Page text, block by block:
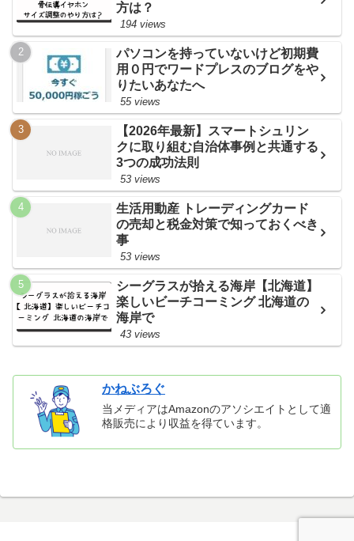
方は？
194 views
パソコンを持っていないけど初期費
用０円でワードプレスのブログをや
りたいあなたへ
55 views
【2026年最新】スマートシュリン
クに取り組む自治体事例と共通する
3つの成功法則
53 views
生活用動産 トレーディングカード
の売却と税金対策で知っておくべき
事
53 views
シーグラスが拾える海岸【北海道】
楽しいビーチコーミング 北海道の
海岸で
43 views
かねぶろぐ
当メディアはAmazonのアソシエイトとして適
格販売により収益を得ています。